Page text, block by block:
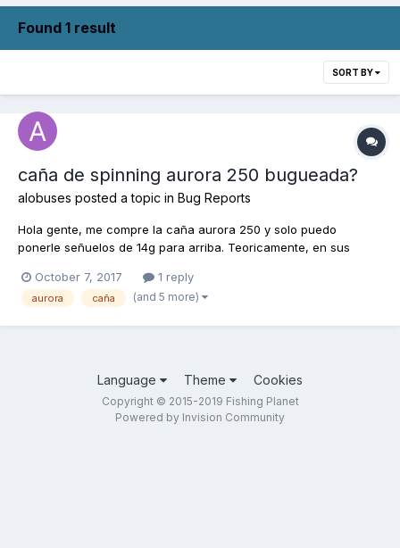
Found 1 result
SORT BY
caña de spinning aurora 250 bugueada?
alobuses posted a topic in Bug Reports
Hola gente, me compre la caña aurora 250 y solo puedo
ponerle señuelos de 14g para arriba. Teoricamente, en sus
nano spoon de 4g, por ejemplo, el lance es corto.
October 7, 2017 1 reply
aurora caña (and 5 more)
Language Theme Cookies
Copyright © 2015-2019 Fishing Planet
Powered by Invision Community